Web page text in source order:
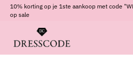
10% korting op je 1ste aankoop met code
op sale